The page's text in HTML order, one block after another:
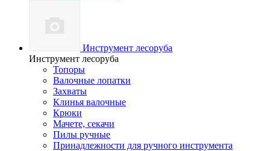
Инструмент лесоруба
Инструмент лесоруба
Топоры
Валочные лопатки
Захваты
Клинья валочные
Крюки
Мачете, секачи
Пилы ручные
Принадлежности для ручного инструмента